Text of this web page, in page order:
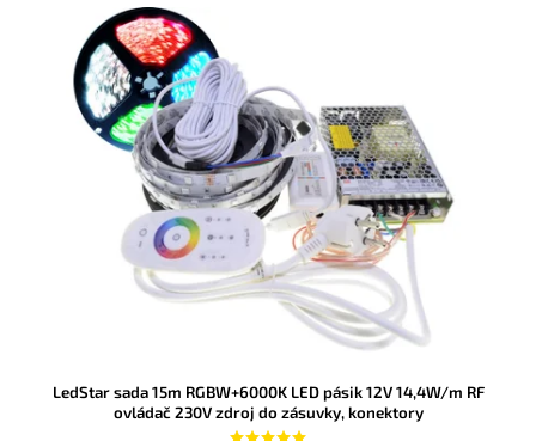
LedStar sada 15m RGBW+6000K LED pásik 12V 14,4W/m RF
ovládač 230V zdroj do zásuvky, konektory